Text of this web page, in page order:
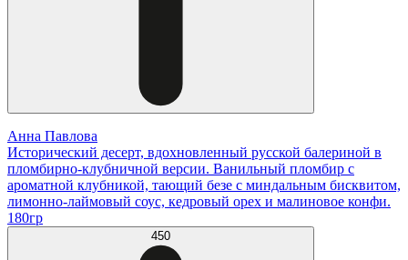
Анна Павлова
Исторический десерт, вдохновленный русской балериной в
пломбирно-клубничной версии. Ванильный пломбир с
ароматной клубникой, тающий безе с миндальным бисквитом,
лимонно-лаймовый соус, кедровый орех и малиновое конфи.
180гр
450